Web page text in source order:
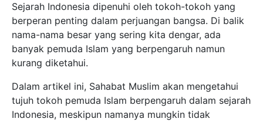
Sejarah Indonesia dipenuhi oleh tokoh-tokoh yang
berperan penting dalam perjuangan bangsa. Di balik
nama-nama besar yang sering kita dengar, ada
banyak pemuda Islam yang berpengaruh namun
kurang diketahui.
Dalam artikel ini, Sahabat Muslim akan mengetahui
tujuh tokoh pemuda Islam berpengaruh dalam sejarah
Indonesia, meskipun namanya mungkin tidak